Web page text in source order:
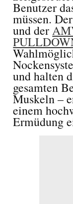
Benutzer
müssen.
und der
und halten
gesamten
Muskeln –
einem
Ermüdung